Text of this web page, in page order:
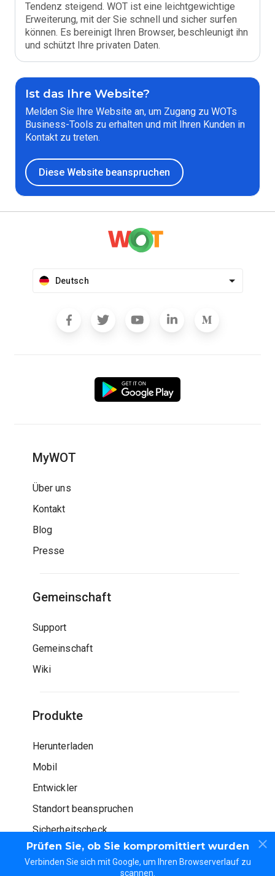
Prüfen Sie, ob Sie kompromittiert wurden
Verbinden Sie sich mit Google, um Ihren Browserverlauf zu
scannen.
Tendenz steigend. WOT ist eine leichtgewichtige
Erweiterung, mit der Sie schnell und sicher surfen
können. Es bereinigt Ihren Browser, beschleunigt ihn
und schützt Ihre privaten Daten.
Ist das Ihre Website?
Melden Sie Ihre Website an, um Zugang zu WOTs
Business-Tools zu erhalten und mit Ihren Kunden in
Kontakt zu treten.
Diese Website beanspruchen
Deutsch
MyWOT
Über uns
Kontakt
Blog
Presse
Gemeinschaft
Support
Gemeinschaft
Wiki
Produkte
Herunterladen
Mobil
Entwickler
Standort beanspruchen
Sicherheitscheck